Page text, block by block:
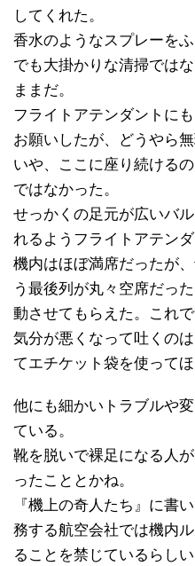
してくれた。
香水のようなスプレーをふ
でも大掛かりな清掃では
ままだ。
フライトアテンダントに
お願いしたが、どうやら無
いや、ここに座り続ける
ではなかった。
せっかくの足元が広いバ
れるようフライトアテン
機内はほぼ満席だったが
う最後列が丸々空席だっ
動させてもらえた。これ
気分が悪くなって吐くの
てエチケット袋を使ってほ
他にも細かいトラブルや
ている。
靴を脱いで裸足になる人
ったこととかね。
『機上の奇人たち』に書
務する航空会社では機内
ることを禁じているらし